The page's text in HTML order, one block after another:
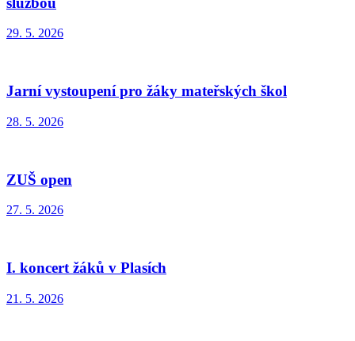
29. 5. 2026
Jarní vystoupení pro žáky mateřských škol
28. 5. 2026
ZUŠ open
27. 5. 2026
I. koncert žáků v Plasích
21. 5. 2026